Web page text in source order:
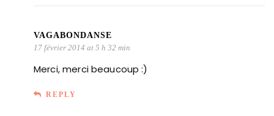
VAGABONDANSE
17 février 2014 at 5 h 32 min
Merci, merci beaucoup :)
REPLY